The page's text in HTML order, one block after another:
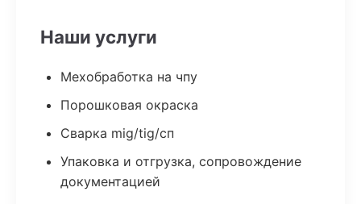
Наши услуги
Мехобработка на чпу
Порошковая окраска
Сварка mig/tig/сп
Упаковка и отгрузка, сопровождение
документацией